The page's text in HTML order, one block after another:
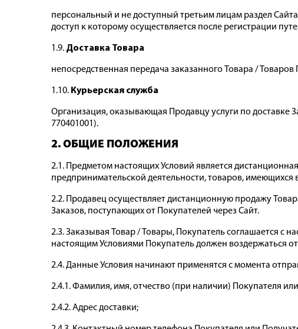
персональный и не доступный третьим лицам раздел
доступ к которому осуществляется после регистрации
1.9. Доставка Товара
непосредственная передача заказанного Товара /
1.10. Курьерская служба
Организация, оказывающая Продавцу услуги по доставке
770401001).
2. ОБЩИЕ ПОЛОЖЕНИЯ
2.1. Предметом настоящих Условий является
предпринимательской деятельности, товаров, имеющихся
2.2. Продавец осуществляет дистанционную продажу
Заказов, поступающих от Покупателей через Сайт.
2.3. Заказывая Товар / Товары, Покупатель соглашается с
настоящим Условиями Покупатель должен воздержаться
2.4. Данные Условия начинают применятся с момента
2.4.1. Фамилия, имя, отчество (при наличии) Покупателя
2.4.2. Адрес доставки;